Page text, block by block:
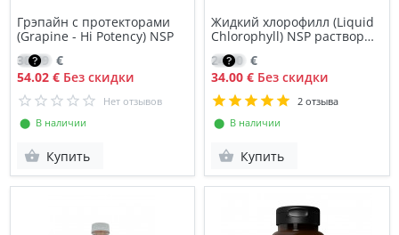
Грэпайн с протекторами
(Grapine - Hi Potency) NSP
38.59 €
54.02 €Без скидки
Нет отзывов
⬤ В наличии
Купить
Жидкий хлорофилл (Liquid
Chlorophyll) NSP раствор
для приема внутрь
24.00 €
34.00 € Без скидки
2 отзыва
⬤ В наличии
Купить